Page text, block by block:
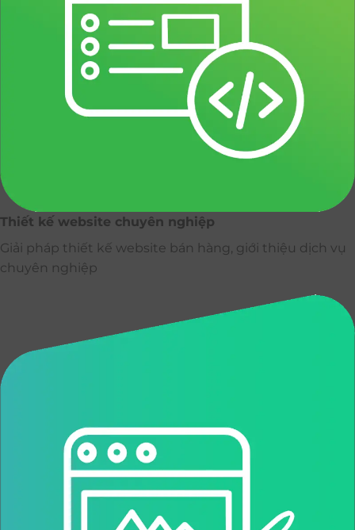
Thiết kế website chuyên nghiệp
Giải pháp thiết kế website bán hàng, giới thiệu dịch vụ
chuyên nghiệp